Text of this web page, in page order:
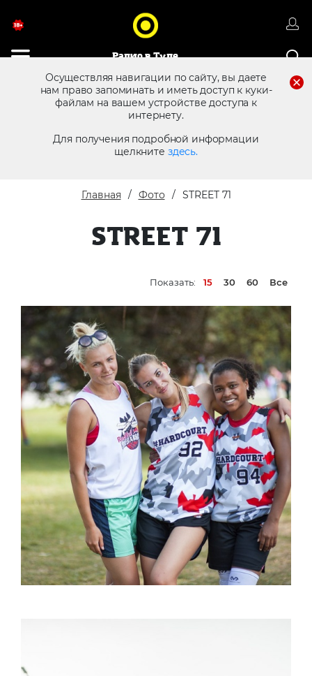
Радио в Туле
Осуществляя навигации по сайту, вы даете
нам право запоминать и иметь доступ к куки-
файлам на вашем устройстве доступа к
интернету.
Для получения подробной информации
щелкните здесь.
8 (4872) 250 470 Реклама в эфире
Главная Фото STREET 71
STREET 71
Показать: 15 30 60 Все